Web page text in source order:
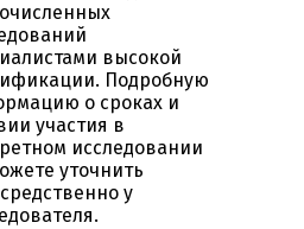
высокой
Подробную
о сроках и
участия в
исследовании
уточнить
у